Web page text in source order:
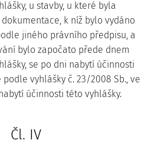
u stavby, u které byla
k níž bylo vydáno
jiného právního předpisu, a
bylo započato přede dnem
se po dni nabytí účinnosti
vyhlášky č. 23/2008 Sb., ve
účinnosti této vyhlášky.
Čl. IV